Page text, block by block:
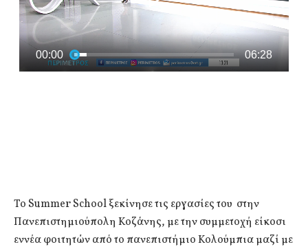
Το Summer School ξεκίνησε τις εργασίες του στην
Πανεπιστημιούπολη Κοζάνης, με την συμμετοχή είκοσι
εννέα φοιτητών από το πανεπιστήμιο Κολούμπια μαζί με